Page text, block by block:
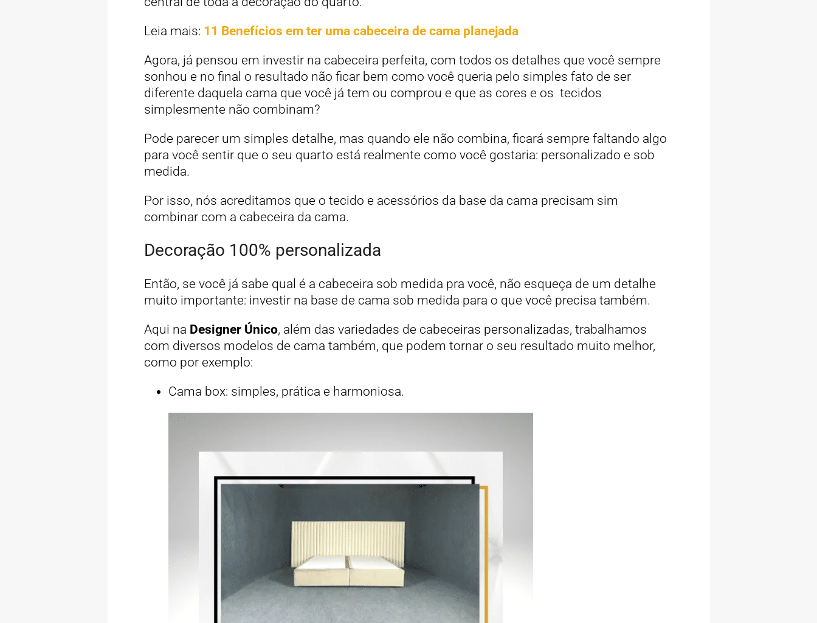
Leia mais: 11 Benefícios em ter uma cabeceira de cama planejada
Agora, já pensou em investir na cabeceira perfeita, com todos os detalhes que você sempre
sonhou e no final o resultado não ficar bem como você queria pelo simples fato de ser
diferente daquela cama que você já tem ou comprou e que as cores e os tecidos
simplesmente não combinam?
Pode parecer um simples detalhe, mas quando ele não combina, ficará sempre faltando algo
para você sentir que o seu quarto está realmente como você gostaria: personalizado e sob
medida.
Por isso, nós acreditamos que o tecido e acessórios da base da cama precisam sim
combinar com a cabeceira da cama.
Decoração 100% personalizada
Então, se você já sabe qual é a cabeceira sob medida pra você, não esqueça de um detalhe
muito importante: investir na base de cama sob medida para o que você precisa também.
Aqui na Designer Único, além das variedades de cabeceiras personalizadas, trabalhamos
com diversos modelos de cama também, que podem tornar o seu resultado muito melhor,
como por exemplo:
Cama box: simples, prática e harmoniosa.